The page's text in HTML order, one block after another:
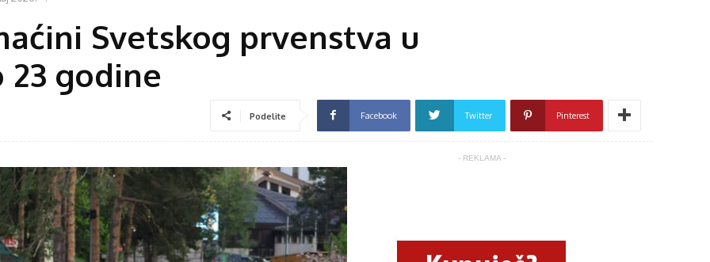
Svetskog prvenstva u
godine
Podelite Facebook Twitter Pinterest
- REKLAMA -